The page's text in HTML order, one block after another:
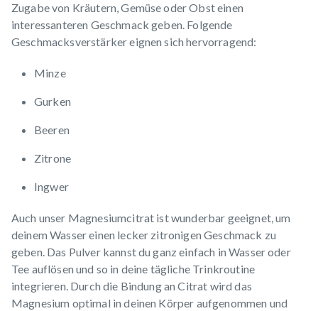
Zugabe von Kräutern, Gemüse oder Obst einen
interessanteren Geschmack geben. Folgende
Geschmacksverstärker eignen sich hervorragend:
Minze
Gurken
Beeren
Zitrone
Ingwer
Auch unser Magnesiumcitrat ist wunderbar geeignet, um
deinem Wasser einen lecker zitronigen Geschmack zu
geben. Das Pulver kannst du ganz einfach in Wasser oder
Tee auflösen und so in deine tägliche Trinkroutine
integrieren. Durch die Bindung an Citrat wird das
Magnesium optimal in deinen Körper aufgenommen und